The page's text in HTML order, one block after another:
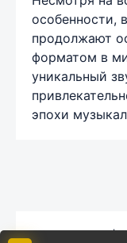
особенности,
продолжают
форматом в
уникальный
эпохи